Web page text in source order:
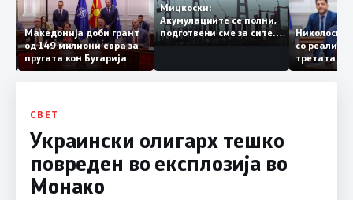
Македонија доби грант
од 149 милиони евра за
пругата кон Бугарија
Мицкоски:
Акумулациите се полни,
подготвени сме за сите
ризици, не размислување
струјата
со
третата
СВЕТ
Украински олигарх тешко
повреден во експлозија во
Монако